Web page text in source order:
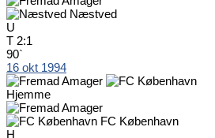
Næstved
U
T 2:1
90`
16 okt 1994
Hjemme
FC København
H